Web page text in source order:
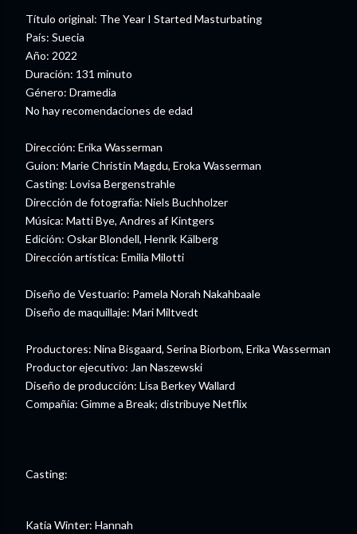
Título original: The Year I Started Masturbating
País: Suecia
Año: 2022
Duración: 131 minuto
Género: Dramedia
No hay recomendaciones de edad
Dirección: Erika Wasserman
Guion: Marie Christin Magdu, Eroka Wasserman
Casting: Lovisa Bergenstrahle
Dirección de fotografía: Niels Buchholzer
Música: Matti Bye, Andres af Kintgers
Edición: Oskar Blondell, Henrik Kälberg
Dirección artística: Emilia Milotti
Diseño de Vestuario: Pamela Norah Nakahbaale
Diseño de maquillaje: Mari Miltvedt
Productores: Nina Bisgaard, Serina Biorbom, Erika Wasserman
Productor ejecutivo: Jan Naszewski
Diseño de producción: Lisa Berkey Wallard
Compañía: Gimme a Break; distribuye Netflix
Casting:
Katia Winter: Hannah